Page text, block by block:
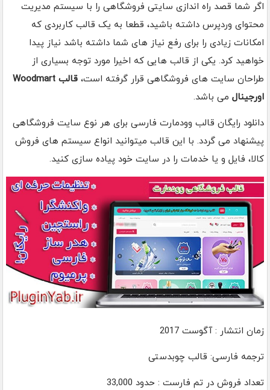
اگر شما قصد راه اندازی سایتی فروشگاهی را با سیستم مدیریت
محتوای وردپرس داشته باشید، قطعا به یک قالب کاربردی که
امکانات زیادی را برای رفع نیاز های شما داشته باشد نیاز پیدا
خواهید کرد. یکی از قالب هایی که اخیرا مورد توجه بسیاری از
طراحان سایت های فروشگاهی قرار گرفته است،
قالب Woodmart
اورجینال می باشد.
دانلود رایگان قالب وودمارت فارسی برای هر نوع سایت فروشگاهی
پیشنهاد می گردد. با این قالب میتوانید انواع سیستم های فروش
کالا، فایل و یا خدمات را در سایت خود پیاده سازی کنید.
زمان انتشار : آگوست 2017
ترجمه فارسی: قالب چوبدستی
تعداد فروش در تم فارست : حدود 33,000